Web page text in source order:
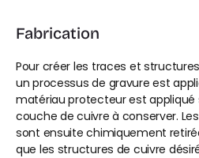
Fabrication
Pour créer les traces et
un processus de gravure est
matériau protecteur est appliqué
couche de cuivre à conserver.
sont ensuite chimiquement
que les structures de cuivre